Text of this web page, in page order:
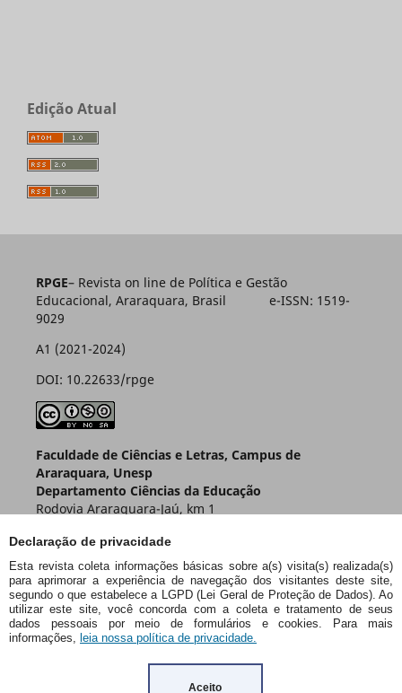
Declaração de privacidade
Esta revista coleta informações básicas sobre a(s) visita(s) realizada(s)
para aprimorar a experiência de navegação dos visitantes deste site,
segundo o que estabelece a LGPD (Lei Geral de Proteção de Dados). Ao
utilizar este site, você concorda com a coleta e tratamento de seus
dados pessoais por meio de formulários e cookies. Para mais
informações, leia nossa política de privacidade.
Aceito
Edição Atual
RPGE– Revista on line de Política e Gestão
Educacional, Araraquara, Brasil e-ISSN: 1519-
9029
A1 (2021-2024)
DOI: 10.22633/rpge
Faculdade de Ciências e Letras, Campus de
Araraquara, Unesp
Departamento Ciências da Educação
Rodovia Araraquara-Jaú, km 1
Araraquara – SP – Brasil